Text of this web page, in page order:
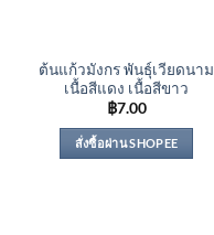
ต้นแก้วมังกร พันธุ์เวียดนาม
เนื้อสีแดง เนื้อสีขาว
฿7.00
สั่งซื้อผ่าน SHOPEE